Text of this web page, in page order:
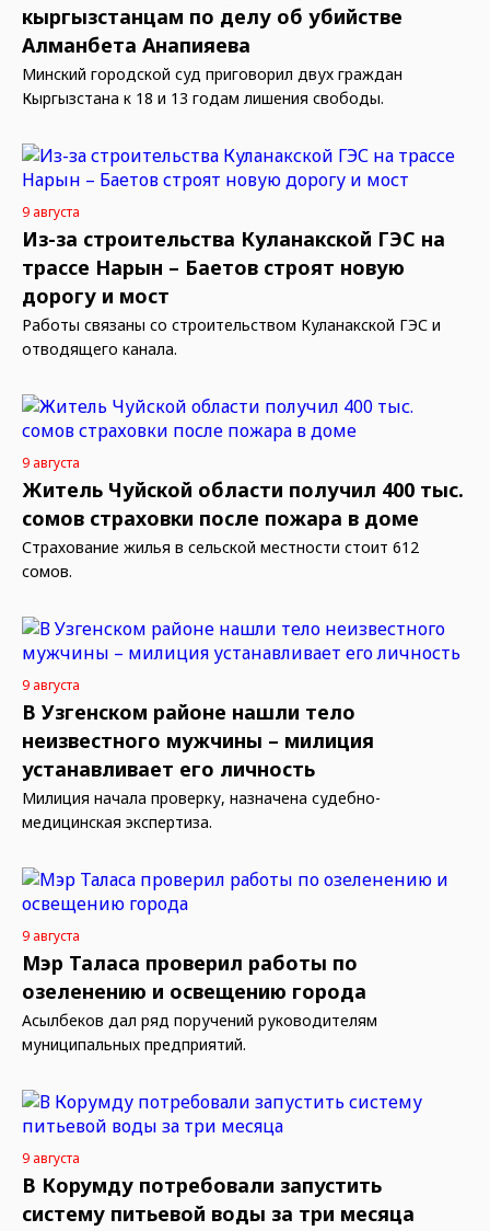
кыргызстанцам по делу об убийстве
Алманбета Анапияева
Минский городской суд приговорил двух граждан
Кыргызстана к 18 и 13 годам лишения свободы.
9 августа
Из-за строительства Куланакской ГЭС на
трассе Нарын – Баетов строят новую
дорогу и мост
Работы связаны со строительством Куланакской ГЭС и
отводящего канала.
9 августа
Житель Чуйской области получил 400 тыс.
сомов страховки после пожара в доме
Страхование жилья в сельской местности стоит 612
сомов.
9 августа
В Узгенском районе нашли тело
неизвестного мужчины – милиция
устанавливает его личность
Милиция начала проверку, назначена судебно-
медицинская экспертиза.
9 августа
Мэр Таласа проверил работы по
озеленению и освещению города
Асылбеков дал ряд поручений руководителям
муниципальных предприятий.
9 августа
В Корумду потребовали запустить
систему питьевой воды за три месяца